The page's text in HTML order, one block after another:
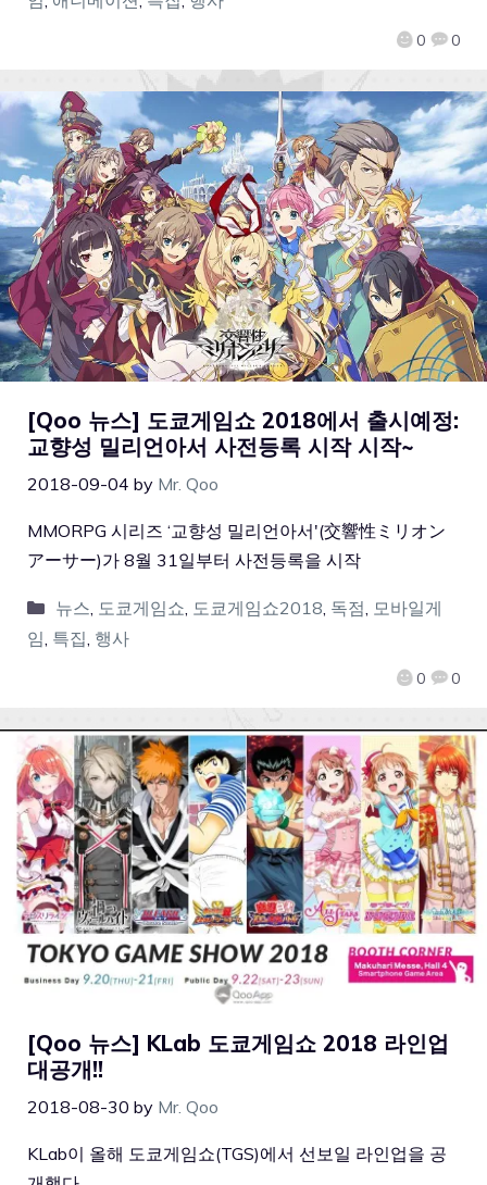
0 0
[Qoo 뉴스] 도쿄게임쇼 2018에서 출시예정:
교향성 밀리언아서 사전등록 시작 시작~
2018-09-04 by Mr. Qoo
0 0
MMORPG 시리즈 ‘교향성 밀리언아서'(交響性ミリオン
アーサー)가 8월 31일부터 사전등록을 시작
뉴스, 도쿄게임쇼, 도쿄게임쇼2018, 독점, 모바일게
임, 특집, 행사
[Qoo 뉴스] KLab 도쿄게임쇼 2018 라인업
대공개!!
2018-08-30 by Mr. Qoo
KLab이 올해 도쿄게임쇼(TGS)에서 선보일 라인업을 공